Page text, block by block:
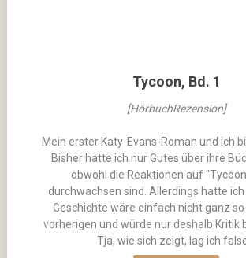
Tycoon, Bd. 1
[HörbuchRezension]
Mein erster Katy-Evans-Roman und ich
Bisher hatte ich nur Gutes über ihre
obwohl die Reaktionen auf
durchwachsen sind. Allerdings hatte
Geschichte wäre einfach nicht ganz
vorherigen und würde nur deshalb Kritik
Tja, wie sich zeigt, lag ich